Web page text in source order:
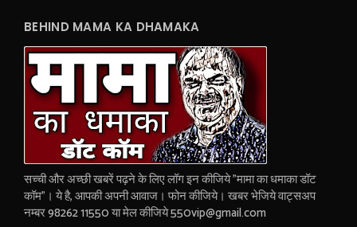
BEHIND MAMA KA DHAMAKA
सच्ची और अच्छी खबरें पढ़ने के लिए लॉग इन कीजिये "मामा का धमाका डॉट
कॉम"। ये है, आपकी अपनी आवाज। फोन कीजिये। खबर भेजिये वाट्सअप
नम्बर 98262 11550 या मेल कीजिये 550vip@gmail.com